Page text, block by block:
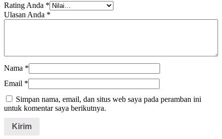
Rating Anda *
Ulasan Anda *
Nama *
Email *
Simpan nama, email, dan situs web saya pada peramban ini
untuk komentar saya berikutnya.